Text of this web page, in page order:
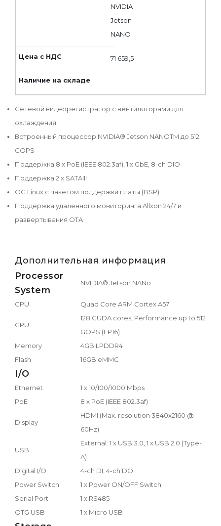
NVIDIA
Jetson
NANO
71 659,5
Сетевой видеорегистратор с вентиляторами для
охлаждения
Встроенный процессор NVIDIA® Jetson NANOTM до 512
GOPS
Поддержка 8 x PoE (IEEE 802.3af), 1 x GbE, 8-ch DIO
Поддержка 2 x SATAIII
ОС Linux с пакетом поддержки платы (BSP)
Поддержка удаленного мониторинга Allxon 24/7 и
развертывания OTA
Дополнительная информация
Processor
System
NVIDIA® Jetson NANo
CPU Quad Core ARM Cortex A57
GPU
128 CUDA cores, Performance up to 512
GOPS (FP16)
Memory
4GB LPDDR4
Flash
16GB eMMC
I/O
Ethernet
1 x 10/100/1000 Mbps
PoE
8 x PoE (IEEE 802.3af)
Display
HDMI (Max. resolution 3840x2160 @
60Hz)
USB
External: 1 x USB 3.0, 1 x USB 2.0 (Type-
A)
Digital I/O
4-ch DI, 4-ch DO
Power Switch
1 x Power ON/OFF Switch
Serial Port
1 x RS485
OTG USB
1 x Micro USB